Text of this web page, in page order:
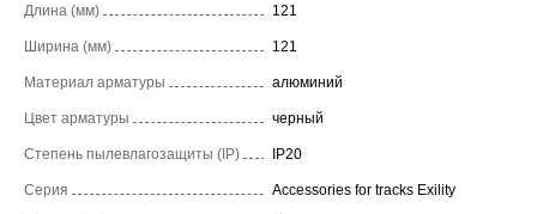
Длина (мм) 121
Ширина (мм) 121
Материал арматуры алюминий
Цвет арматуры черный
Степень пылевлагозащиты (IP) IP20
Серия Accessories for tracks Exility